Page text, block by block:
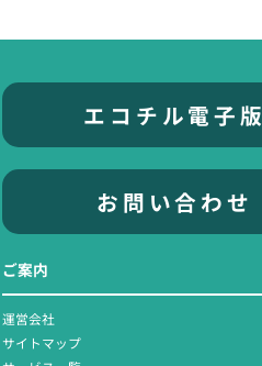
エコチル電子版
お問い合わせ
ご案内
運営会社
サイトマップ